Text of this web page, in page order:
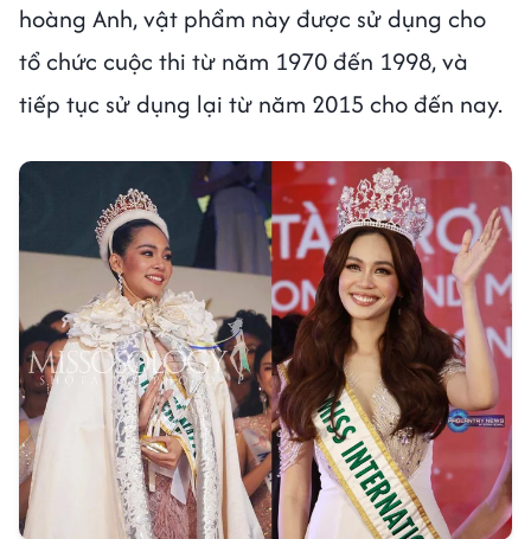
hoàng Anh, vật phẩm này được sử dụng cho
tổ chức cuộc thi từ năm 1970 đến 1998, và
tiếp tục sử dụng lại từ năm 2015 cho đến nay.